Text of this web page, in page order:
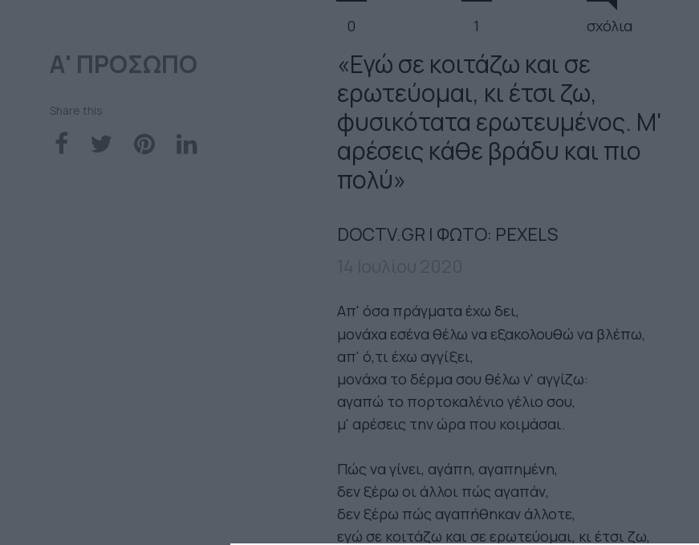
0 1 σχόλια
Α' ΠΡΟΣΩΠΟ
Share this
«Eγώ σε κοιτάζω και σε
ερωτεύομαι, κι έτσι ζω,
φυσικότατα ερωτευμένος. Μ'
αρέσεις κάθε βράδυ και πιο
πολύ»
DOCTV.GR | ΦΩΤΟ: PEXELS
Απ' όσα πράγματα έχω δει,
μονάχα εσένα θέλω να εξακολουθώ να βλέπω,
απ' ό,τι έχω αγγίξει,
μονάχα το δέρμα σου θέλω ν' αγγίζω:
αγαπώ το πορτοκαλένιο γέλιο σου,
μ' αρέσεις την ώρα που κοιμάσαι.
Πώς να γίνει, αγάπη, αγαπημένη,
δεν ξέρω οι άλλοι πώς αγαπάν,
δεν ξέρω πώς αγαπήθηκαν άλλοτε,
εγώ σε κοιτάζω και σε ερωτεύομαι, κι έτσι ζω,